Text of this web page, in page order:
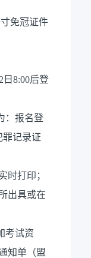
免冠证件
日8:00后登
：报名登
罪记录证
时打印；
出具或在
考试资
知单（盟